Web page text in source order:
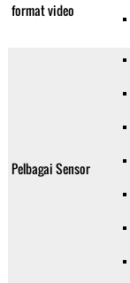
format video
Pelbagai Sensor